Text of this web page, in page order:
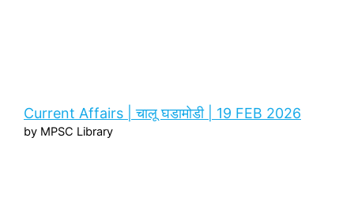
Current Affairs | चालू घडामोडी | 19 FEB 2026
by MPSC Library